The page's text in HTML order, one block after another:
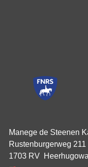
Manege de Steenen
Rustenburgerweg 211
1703 RV